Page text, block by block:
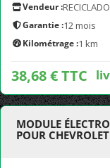
Vendeur :
Garantie :12 mois
Kilométrage :1 km
38,68 € TTC
MODULE
POUR